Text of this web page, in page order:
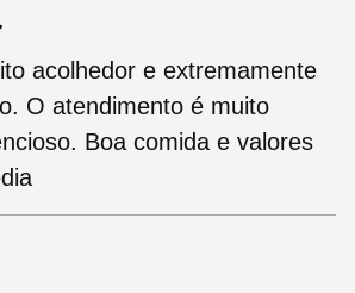
acolhedor e extremamente
O atendimento é muito
Boa comida e valores